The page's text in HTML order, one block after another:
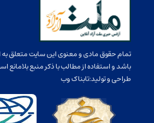
تمام حقوق مادی و معنوی این سایت متعلق
باشد و استفاده از مطالب با ذکر منبع بلامانع
طراحی و تولید:تابناک وب